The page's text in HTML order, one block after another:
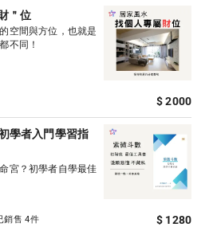
＂位
空間與方位，也就是
不同！
$ 2000
學者入門學習指
宮？初學者自學最佳
銷售 4件 $ 1280